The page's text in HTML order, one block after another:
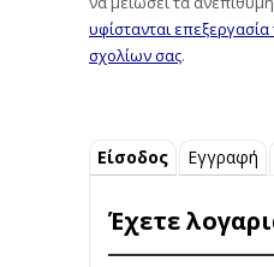
υφίστανται
σχολίων σας.
Είσοδος Εγγραφή
Έχετε